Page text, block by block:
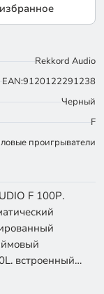
Rekkord Audio
EAN:9120122291238
Черный
F
проигрыватели
F 100Р.
встроенный…